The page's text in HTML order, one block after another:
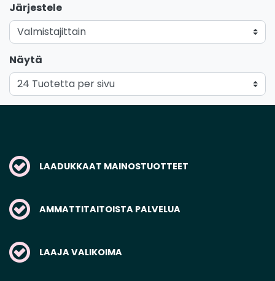
Järjestele
Näytä
LAADUKKAAT MAINOSTUOTTEET
AMMATTITAITOISTA PALVELUA
LAAJA VALIKOIMA